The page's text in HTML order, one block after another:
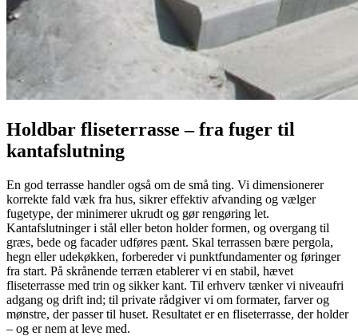
Holdbar fliseterrasse – fra fuger til
kantafslutning
En god terrasse handler også om de små ting. Vi dimensionerer
korrekte fald væk fra hus, sikrer effektiv afvanding og vælger
fugetype, der minimerer ukrudt og gør rengøring let.
Kantafslutninger i stål eller beton holder formen, og overgang til
græs, bede og facader udføres pænt. Skal terrassen bære pergola,
hegn eller udekøkken, forbereder vi punktfundamenter og føringer
fra start. På skrånende terræn etablerer vi en stabil, hævet
fliseterrasse med trin og sikker kant. Til erhverv tænker vi niveaufri
adgang og drift ind; til private rådgiver vi om formater, farver og
mønstre, der passer til huset. Resultatet er en fliseterrasse, der holder
– og er nem at leve med.